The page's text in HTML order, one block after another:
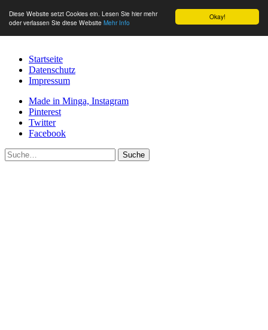
Okay!
Diese Website setzt Cookies ein. Lesen Sie hier mehr
oder verlassen Sie diese Website Mehr Info
Startseite
Datenschutz
Impressum
Made in Minga, Instagram
Pinterest
Twitter
Facebook
Suche